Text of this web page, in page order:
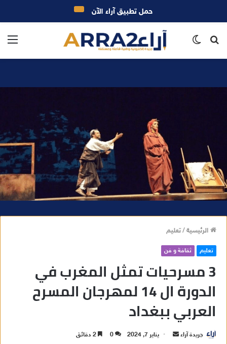
بحث
الرئيسية/تعليم
تعليم ثقافة و فن
3 مسرحيات تمثل المغرب في
الدورة ال 14 لمهرجان المسرح
العربي ببغداد
جريدة آراء يناير 7, 2024 0
حمل تطبيق آراء الآن